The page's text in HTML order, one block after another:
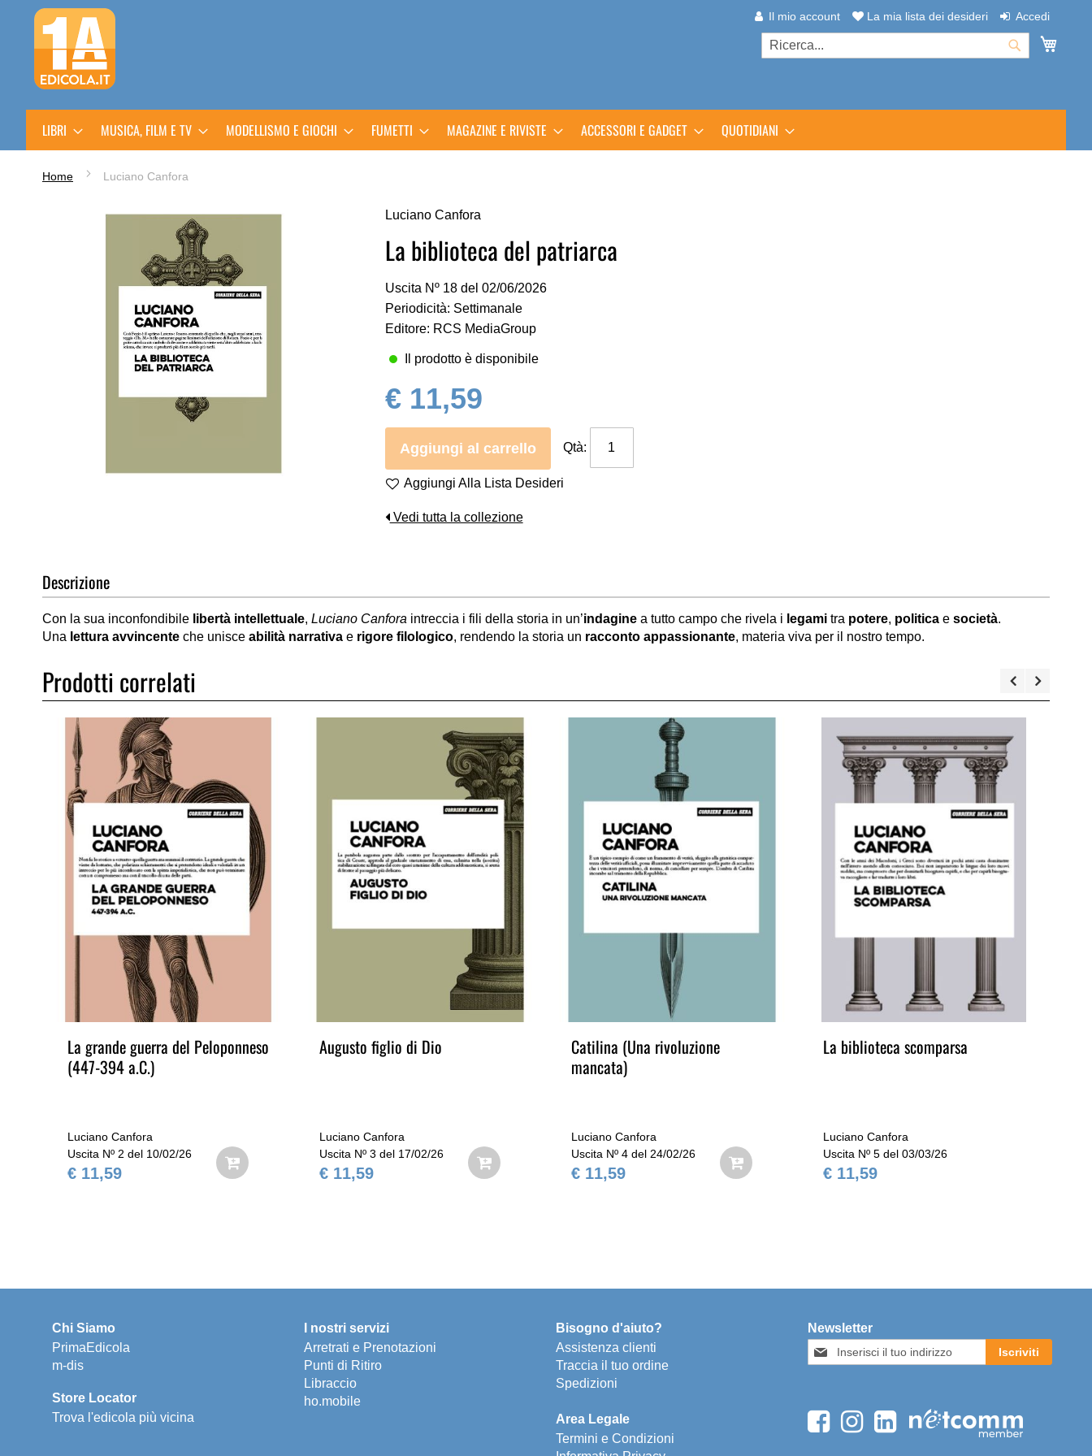
Salta
al
contenuto
Il mio account La mia lista dei desideri Accedi
Cerca
LIBRI MUSICA, FILM E TV MODELLISMO E GIOCHI FUMETTI MAGAZINE E RIVISTE ACCESSORI E GADGET QUOTIDIANI
Home Luciano Canfora
di
immagini
Luciano Canfora
La biblioteca del patriarca
Uscita Nº 18 del 02/06/2026
Periodicità: Settimanale
Editore: RCS MediaGroup
Il prodotto è disponibile
€ 11,59
Aggiungi al carrello Qtà:
Aggiungi Alla Lista Desideri
Vedi tutta la collezione
Descrizione
Con la sua inconfondibile libertà intellettuale, Luciano Canfora intreccia i fili della storia in un’indagine a tutto campo che rivela i legami tra potere, politica e società.
Una lettura avvincente che unisce abilità narrativa e rigore filologico, rendendo la storia un racconto appassionante, materia viva per il nostro tempo.
Prodotti correlati
del Peloponneso
Augusto figlio di Dio
Uscita Nº 3 del 17/02/26
€ 11,59
Catilina (Una rivoluzione
Uscita Nº 4 del 24/02/26
€ 11,59
La biblioteca scomparsa
Uscita Nº 5 del 03/03/26
€ 11,59
La meravigliosa storia del
Uscita Nº 6 del 10/03/26
Chi Siamo
PrimaEdicola
m-dis
Store Locator
Trova l'edicola più vicina
I nostri servizi
Arretrati e Prenotazioni
Punti di Ritiro
Libraccio
ho.mobile
Bisogno d'aiuto?
Assistenza clienti
Traccia il tuo ordine
Spedizioni
Area Legale
Termini e Condizioni
Newsletter
Iscriviti
alla
Iscriviti